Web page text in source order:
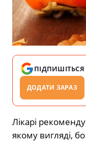
ПІДПИШІТЬСЯ
ДОДАТИ ЗАРАЗ
Лікарі
якому вигляді,